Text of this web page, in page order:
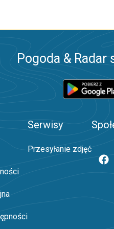
Pogoda &
Serwisy
Przesyłanie zdjęć